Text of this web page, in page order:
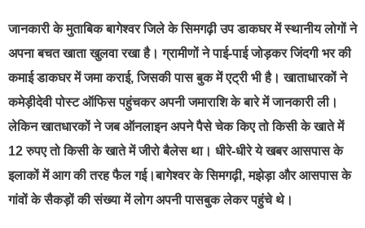
जानकारी के मुताबिक बागेश्वर जिले के सिमगढ़ी उप डाकघर में स्थानीय लोगों ने
अपना बचत खाता खुलवा रखा है। ग्रामीणों ने पाई-पाई जोड़कर जिंदगी भर की
कमाई डाकघर में जमा कराई, जिसकी पास बुक में एट्री भी है। खाताधारकों ने
कमेड़ीदेवी पोस्ट ऑफिस पहुंचकर अपनी जमाराशि के बारे में जानकारी ली।
लेकिन खातधारकों ने जब ऑनलाइन अपने पैसे चेक किए तो किसी के खाते में
12 रुपए तो किसी के खाते में जीरो बैलेस था। धीरे-धीरे ये खबर आसपास के
इलाकों में आग की तरह फैल गई।बागेश्वर के सिमगढ़ी, मझेड़ा और आसपास के
गांवों के सैकड़ों की संख्या में लोग अपनी पासबुक लेकर पहुंचे थे।